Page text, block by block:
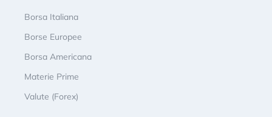
Borsa Italiana
Borse Europee
Borsa Americana
Materie Prime
Valute (Forex)